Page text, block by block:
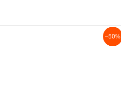
–50%